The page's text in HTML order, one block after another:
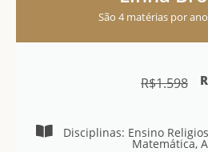
São 4 matérias por
R$1.598
Disciplinas: Ensino
Matemática,